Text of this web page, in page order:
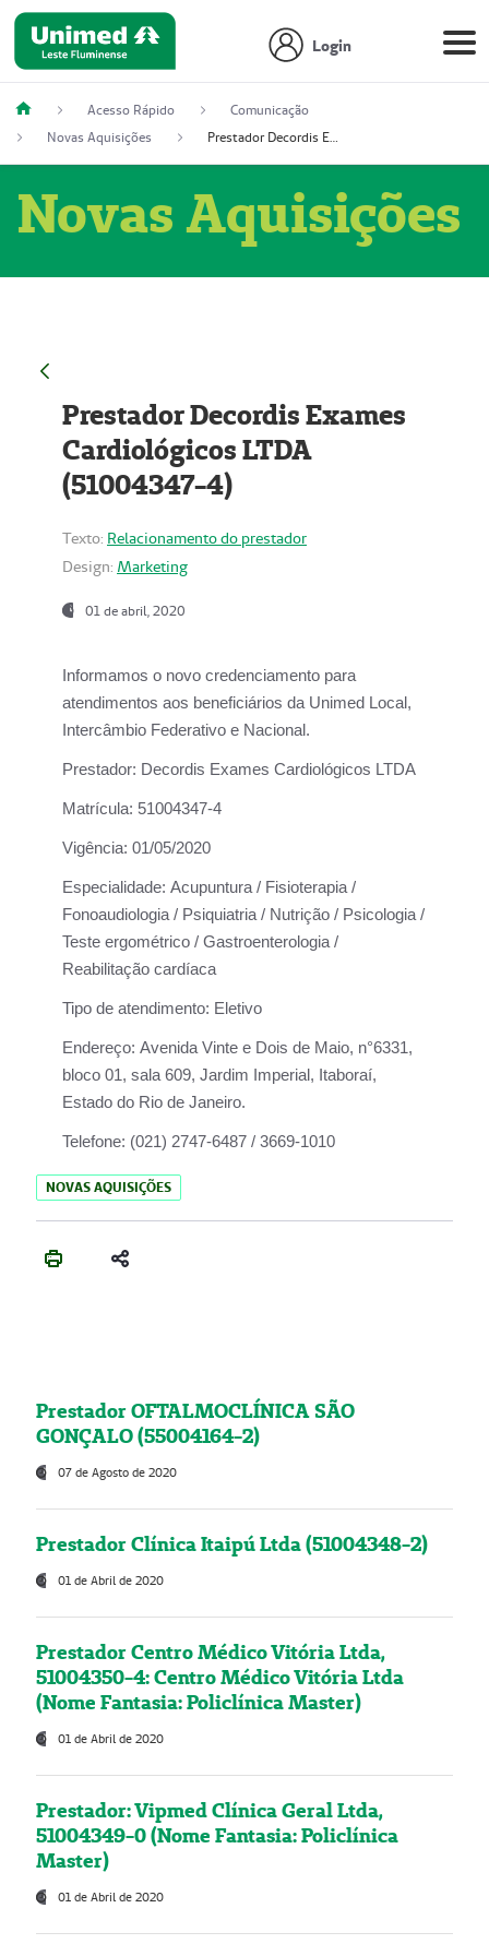
Login
Acesso Rápido
Comunicação
Novas Aquisições
Prestador Decordis Exames Cardiológicos LTDA (51004347-4)
Novas Aquisições
Prestador Decordis Exames
Cardiológicos LTDA
(51004347-4)
Texto: Relacionamento do prestador
Design: Marketing
01 de abril, 2020
Informamos o novo credenciamento para
atendimentos aos beneficiários da Unimed Local,
Intercâmbio Federativo e Nacional.
Prestador: Decordis Exames Cardiológicos LTDA
Matrícula: 51004347-4
Vigência: 01/05/2020
Especialidade: Acupuntura / Fisioterapia /
Fonoaudiologia / Psiquiatria / Nutrição / Psicologia /
Teste ergométrico / Gastroenterologia /
Reabilitação cardíaca
Tipo de atendimento: Eletivo
Endereço: Avenida Vinte e Dois de Maio, n°6331,
bloco 01, sala 609, Jardim Imperial, Itaboraí,
Estado do Rio de Janeiro.
Telefone: (021) 2747-6487 / 3669-1010
NOVAS AQUISIÇÕES
Prestador OFTALMOCLÍNICA SÃO
GONÇALO (55004164-2)
07 de Agosto de 2020
Prestador Clínica Itaipú Ltda (51004348-2)
01 de Abril de 2020
Prestador Centro Médico Vitória Ltda,
51004350-4: Centro Médico Vitória Ltda
(Nome Fantasia: Policlínica Master)
01 de Abril de 2020
Prestador: Vipmed Clínica Geral Ltda,
51004349-0 (Nome Fantasia: Policlínica
Master)
01 de Abril de 2020